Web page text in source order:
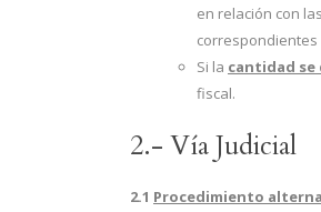
en relación con
correspondientes
Si la cantidad se
fiscal.
2.- Vía Judicial
2.1 Procedimiento